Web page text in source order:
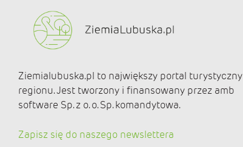
Ziemialubuska.pl to największy portal turystyczny
regionu. Jest tworzony i finansowany przez amb
software Sp. z o. o. Sp. komandytowa.
Zapisz się do naszego newslettera